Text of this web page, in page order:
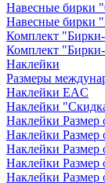
Навесные бирки
Навесные бирки
Комплект
Комплект
Наклейки
Размеры
Наклейки EAC
Наклейки
Наклейки Размер
Наклейки Размер
Наклейки Размер
Наклейки Размер
Наклейки Размер